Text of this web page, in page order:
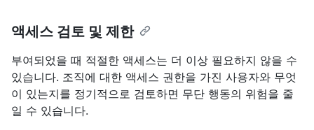
액세스 검토 및 제한
부여되었을 때 적절한 액세스는 더 이상 필요하지 않을 수
있습니다. 조직에 대한 액세스 권한을 가진 사용자와 무엇
이 있는지를 정기적으로 검토하면 무단 행동의 위험을 줄
일 수 있습니다.